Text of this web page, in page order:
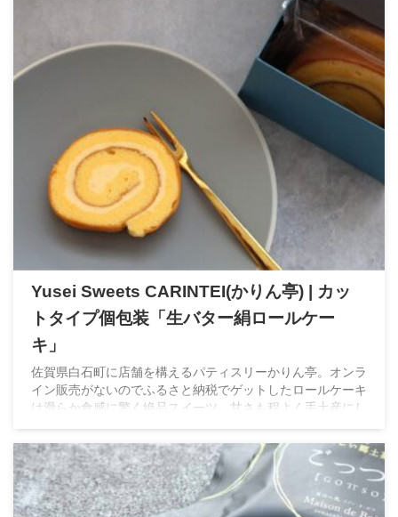
Yusei Sweets CARINTEI(かりん亭) | カッ
トタイプ個包装「生バター絹ロールケー
キ」
佐賀県白石町に店舗を構えるパティスリーかりん亭。オンラ
イン販売がないのでふるさと納税でゲットしたロールケーキ
は滑らか食感に驚く絶品スイーツ。甘さも程よく手土産にし